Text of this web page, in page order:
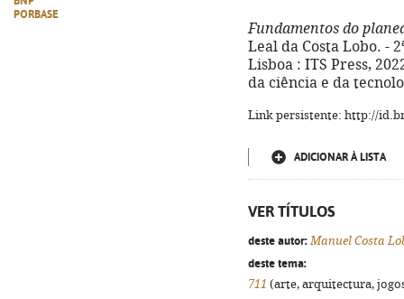
PORBASE
Fundamentos do
Leal da Costa Lobo. -
Lisboa : ITS Press,
da ciência e da
Link persistente: http://
ADICIONAR À LISTA
VER TÍTULOS
deste autor: Manuel Costa
deste tema:
711 (arte, arquitectura,